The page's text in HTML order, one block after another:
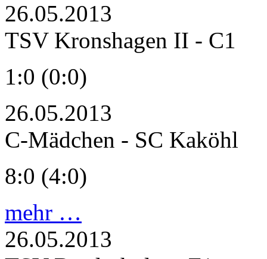
26.05.2013
TSV Kronshagen II - C1
1:0 (0:0)
26.05.2013
C-Mädchen - SC Kaköhl
8:0 (4:0)
mehr …
26.05.2013